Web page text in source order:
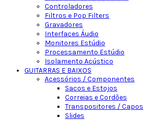
Controladores
Filtros e Pop Filters
Gravadores
Interfaces Áudio
Monitores Estúdio
Processamento Estúdio
Isolamento Acústico
GUITARRAS E BAIXOS
Acessórios / Componentes
Sacos e Estojos
Correias e Cordões
Transpositores / Capos
Slides